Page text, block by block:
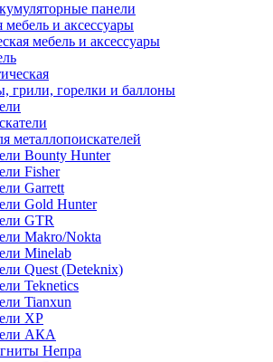
панели
мебель и аксессуары
мебель и аксессуары
грили, горелки и баллоны
металлопоискателей
Bounty Hunter
Fisher
Garrett
Gold Hunter
GTR
Makro/Nokta
Minelab
Quest (Deteknix)
Teknetics
Tianxun
XP
АКА
Непра